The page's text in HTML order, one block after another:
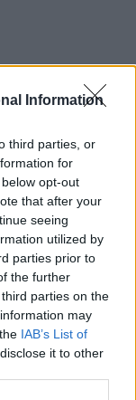
Information
third parties, or
for
opt-out
that after your
seeing
utilized by
parties prior to
the further
parties on the
may
IAB’s List of
it to other
aRoma
narrativa
nel calendario
d’Art del 2
i riflettori
Blazy, un
centro arte